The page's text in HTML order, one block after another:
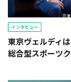
インタビュー
東京ヴェルディ
総合型スポーツ